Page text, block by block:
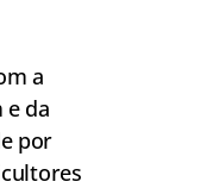
a
e da
por